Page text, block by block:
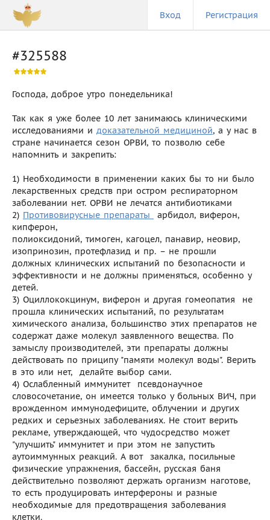
Вход Регистрация
#325588
Господа, доброе утро понедельника!
Так как я уже более 10 лет занимаюсь клиническими
исследованиями и доказательной медициной, a у нас в
стране начинается сезон ОРВИ, то позволю себе
напомнить и закрепить:
1) Необходимости в применении каких бы то ни было
лекарственных средств при остром респираторном
заболевании нет. ОРВИ не лечатся антибиотиками
2) Противовирусные препараты
 арбидол, виферон,
кипферон,
полиоксидоний, тимоген, кагоцел, панавир, неовир,
изопринозин, протефлазид и пр. – не прошли
должных клинических испытаний по безопасности и
эффективности и не должны применяться, особенно у
детей.
3) Оциллококцинум, виферон и другая гомеопатия  не
прошла клинических испытаний, по результатам
химического анализа, большинство этих препаратов не
содержат даже молекул заявленного вещества. По
замыслу производителей, эти препараты должны
действовать по приципу "памяти молекул воды". Верить
в это или нет,  делайте выбор сами.
4) Ослабленный иммунитет  псевдонаучное
словосочетание, он имеется только у больных ВИЧ, при
врожденном иммунодефиците, облучении и других
редких и серьезных заболеваниях. Не стоит верить
рекламе, утверждающей, что чудосредство может
"улучшить" иммунитет и при этом не запустить
аутоиммунных реакций. А вот  закалка, посильные
физические упражнения, бассейн, русская баня
действительно позволяют держать организм наготове,
то есть продуцировать интерфероны и разные
необходимые для предотвращения заболевания
клетки.